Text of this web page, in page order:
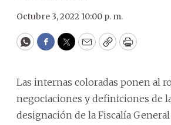
Octubre 3, 2022 10:00 p. m.
WhatsApp
Facebook
Twitter
EmailCopyPrint
Las internas coloradas ponen al
negociaciones y definiciones de
designación de la Fiscalía General